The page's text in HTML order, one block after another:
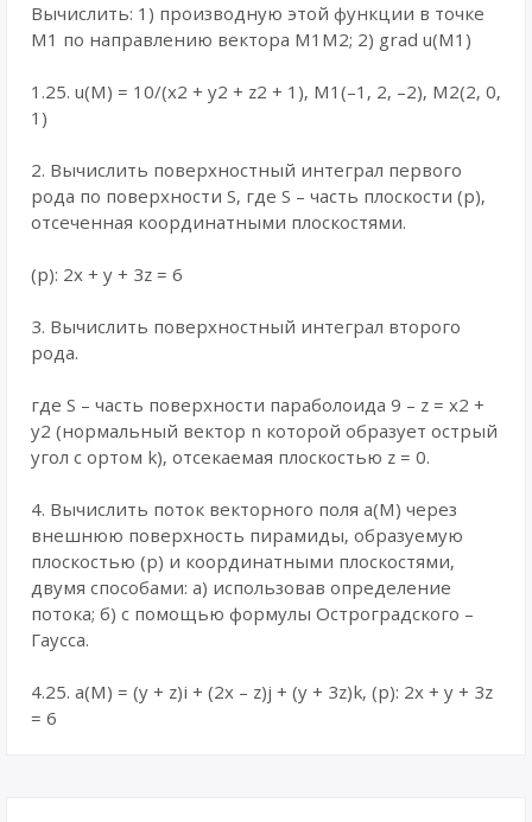
Вычислить: 1) производную этой функции в точке
M1 по направлению вектора M1M2; 2) grad u(M1)
1.25. u(M) = 10/(x2 + y2 + z2 + 1), M1(–1, 2, –2), M2(2, 0,
1)
2. Вычислить поверхностный интеграл первого
рода по поверхности S, где S – часть плоскости (p),
отсеченная координатными плоскостями.
(p): 2x + y + 3z = 6
3. Вычислить поверхностный интеграл второго
рода.
где S – часть поверхности параболоида 9 – z = x2 +
y2 (нормальный вектор n которой образует острый
угол с ортом k), отсекаемая плоскостью z = 0.
4. Вычислить поток векторного поля a(M) через
внешнюю поверхность пирамиды, образуемую
плоскостью (p) и координатными плоскостями,
двумя способами: а) использовав определение
потока; б) с помощью формулы Остроградского –
Гаусса.
4.25. а(M) = (y + z)i + (2x – z)j + (y + 3z)k, (p): 2x + y + 3z
= 6